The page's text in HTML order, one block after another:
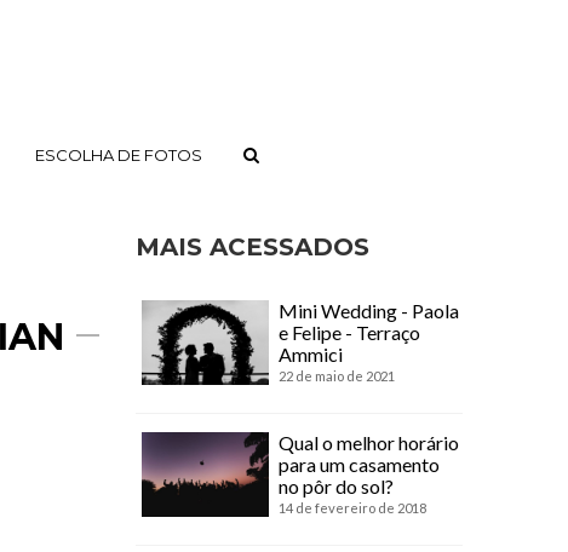
ESCOLHA DE FOTOS
MAIS ACESSADOS
Mini Wedding - Paola
e Felipe - Terraço
Ammici
22 de maio de 2021
Qual o melhor horário
para um casamento
no pôr do sol?
14 de fevereiro de 2018